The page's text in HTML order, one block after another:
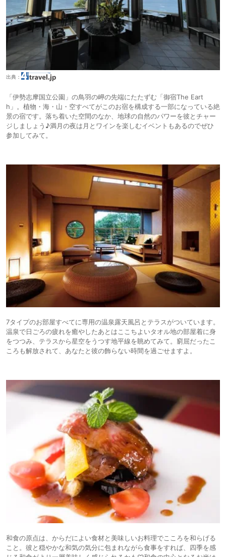
出典：
「伊勢志摩国立公園」の鳥羽の岬の先端にたたずむ「御宿The Eart
h」。植物・海・山・空すべてがこのお宿を構成する一部になっている絶
景の宿です。落ち着いた空間のなか、地球の自然のパワーを彼とチャー
ジしましょう♪満月の夜は月とワインを楽しむイベントもあるのでぜひ
参加してみて。
7タイプのお部屋すべてに専用の温泉露天風呂とテラスがついています。
温泉で日ごろの疲れを癒やしたあとはここちよいタオル地の部屋着に身
をつつみ、テラスから星空をうつす地平線を眺めてみて。窮屈だったこ
ころも解放されて、あなたと彼の飾らない時間を過ごせますよ。
和食の原点は、からだによい食材と美味しいお料理でこころを和らげる
こと。彼と穏やかな和気の気分に包まれながら食事をすれば、四季を感